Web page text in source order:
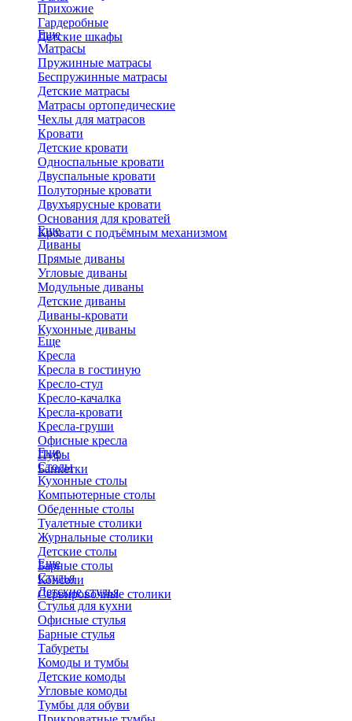
Прихожие
Гардеробные
Детские шкафы
Еще
Матрасы
Пружинные матрасы
Беспружинные матрасы
Детские матрасы
Матрасы ортопедические
Чехлы для матрасов
Кровати
Детские кровати
Односпальные кровати
Двуспальные кровати
Полуторные кровати
Двухъярусные кровати
Основания для кроватей
Кровати с подъёмным механизмом
Еще
Диваны
Прямые диваны
Угловые диваны
Модульные диваны
Детские диваны
Диваны-кровати
Кухонные диваны
Еще
Кресла
Кресла в гостиную
Кресло-стул
Кресло-качалка
Кресла-кровати
Кресла-груши
Офисные кресла
Пуфы
Банкетки
Еще
Столы
Кухонные столы
Компьютерные столы
Обеденные столы
Туалетные столики
Журнальные столики
​Детские столы
Барные столы
Консоли
Сервировочные столики
Еще
Стулья
Детские стулья
Стулья для кухни
Офисные стулья
Барные стулья
Табуреты
Комоды и тумбы
Детские комоды
Угловые комоды
Тумбы для обуви